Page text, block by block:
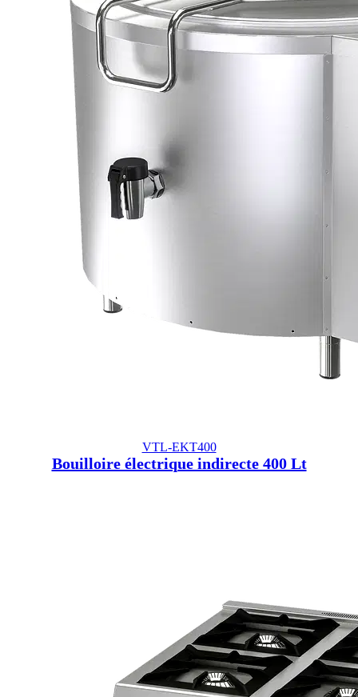
VTL-EKT400
Bouilloire électrique indirecte 400 Lt